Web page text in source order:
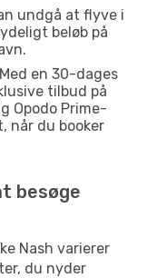
undgå at flyve i
beløb på
Med en 30-dages
tilbud på
Opodo Prime-
når du booker
besøge
Nash varierer
du nyder